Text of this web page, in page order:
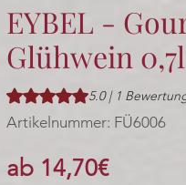
EYBEL -
Glühwein 0,7l
Das Rating beträgt 5.0 von
5.0 | 1
Artikelnummer: FÜ6006
ab 14,70€Sale-